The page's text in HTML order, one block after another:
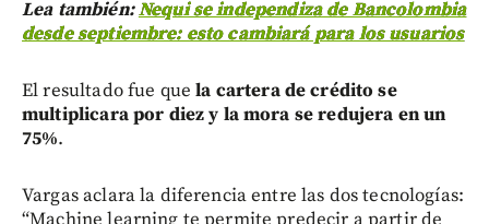
Lea también:Nequi se independiza de Bancolombia
desde septiembre: esto cambiará para los usuarios
El resultado fue quela cartera de crédito se
multiplicara por diez y la mora se redujera en un
75%.
Vargas aclara la diferencia entre las dos tecnologías:
“Machine learning te permite predecir a partir de